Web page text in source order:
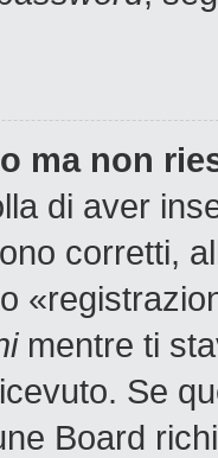
ma non
di aver
corretti,
mentre ti
Se
Board